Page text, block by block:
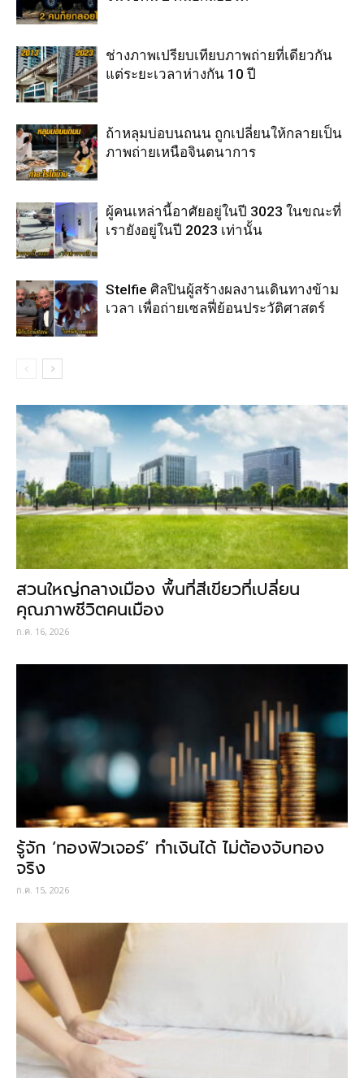
ช่างภาพเปรียบเทียบภาพถ่ายที่เดียวกัน
แต่ระยะเวลาห่างกัน 10 ปี
ถ้าหลุมบ่อบนถนน ถูกเปลี่ยนให้กลายเป็น
ภาพถ่ายเหนือจินตนาการ
ผู้คนเหล่านี้อาศัยอยู่ในปี 3023 ในขณะที่
เรายังอยู่ในปี 2023 เท่านั้น
Stelfie ศิลปินผู้สร้างผลงานเดินทางข้าม
เวลา เพื่อถ่ายเซลฟี่ย้อนประวัติศาสตร์
สวนใหญ่กลางเมือง พื้นที่สีเขียวที่เปลี่ยน
คุณภาพชีวิตคนเมือง
ก.ค. 16, 2026
รู้จัก ‘ทองฟิวเจอร์’ ทำเงินได้ ไม่ต้องจับทอง
จริง
ก.ค. 15, 2026